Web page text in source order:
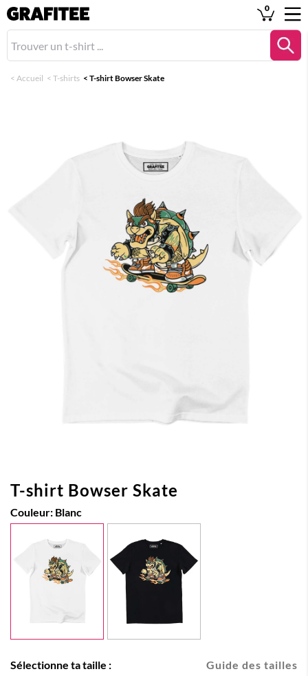
0
< Accueil < T-shirts < T-shirt Bowser Skate
T-shirt Bowser Skate
Couleur: Blanc
Guide des tailles
Sélectionne ta taille :